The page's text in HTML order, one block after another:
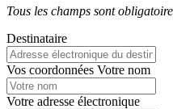
Tous les champs sont
Destinataire
Vos coordonnées Votre nom
Votre adresse électronique